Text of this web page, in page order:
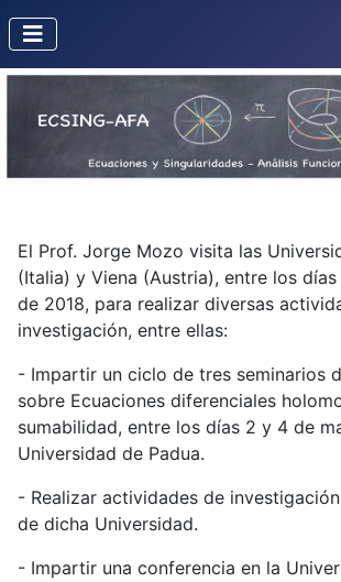
El Prof. Jorge Mozo visita las
(Italia) y Viena (Austria), entre los días
de 2018, para realizar diversas
investigación, entre ellas:
- Impartir un ciclo de tres seminarios
sobre Ecuaciones diferenciales
sumabilidad, entre los días 2 y 4 de
Universidad de Padua.
- Realizar actividades de
de dicha Universidad.
- Impartir una conferencia en la